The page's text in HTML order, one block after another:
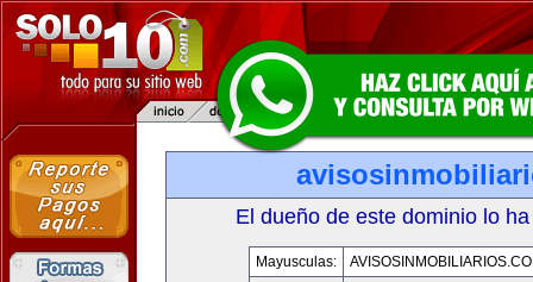
El dueño de este dominio lo
Mayusculas: